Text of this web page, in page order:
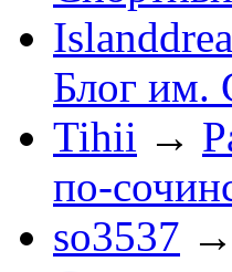
Блог им.
Tihii →
по-
so3537 →